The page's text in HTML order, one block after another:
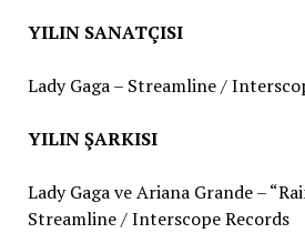
YILIN SANATÇISI
Lady Gaga – Streamline /
YILIN ŞARKISI
Lady Gaga ve Ariana Grande –
Streamline / Interscope Records